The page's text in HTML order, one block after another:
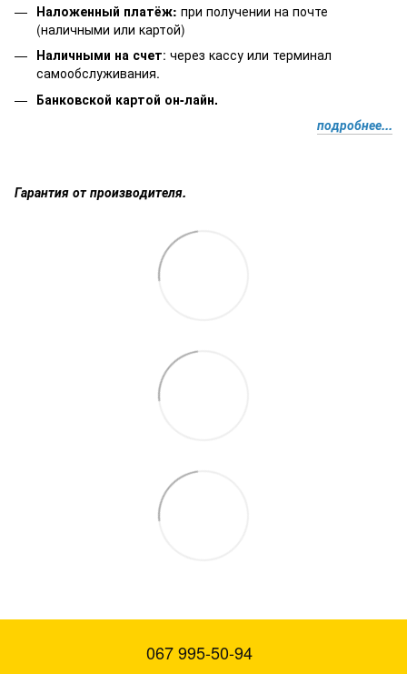
Наложенный платёж: при получении на почте
(наличными или картой)
Наличными на счет: через кассу или терминал
самообслуживания.
Банковской картой он-лайн.
подробнее...
Гарантия от производителя.
067 995-50-94